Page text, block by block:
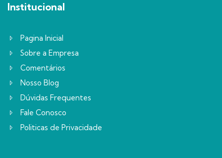
Institucional
Pagina Inicial
Sobre a Empresa
Comentários
Nosso Blog
Dúvidas Frequentes
Fale Conosco
Politicas de Privacidade